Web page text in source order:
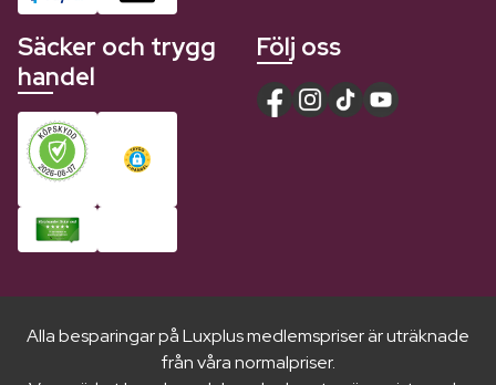
Säcker och trygg
handel
Följ oss
Alla besparingar på Luxplus medlemspriser är uträknade
från våra normalpriser.